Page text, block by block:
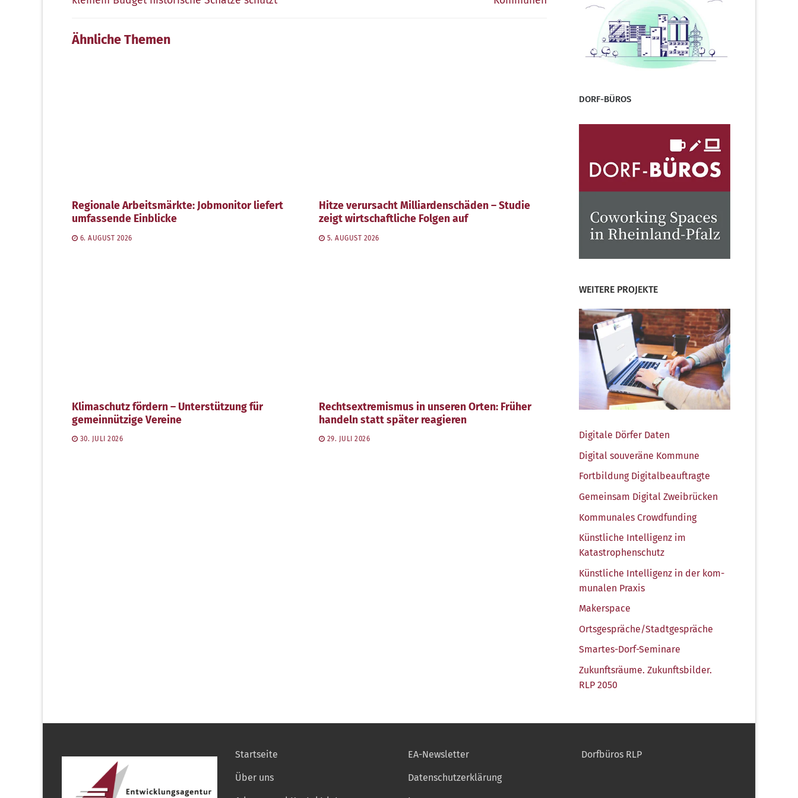
Ähnliche Themen
Regionale Arbeitsmärkte: Jobmonitor liefert
umfassende Einblicke
6. AUGUST 2026
Hitze verursacht Milliardenschäden – Studie
zeigt wirtschaftliche Folgen auf
5. AUGUST 2026
Klimaschutz fördern – Unterstützung für
gemeinnützige Vereine
30. JULI 2026
Rechtsextremismus in unseren Orten: Früher
handeln statt später reagieren
29. JULI 2026
DORF-BÜROS
WEITERE PROJEKTE
Digi­ta­le Dör­fer Daten
Digi­tal sou­ve­rä­ne Kommune
Fort­bil­dung Digitalbeauftragte
Gemein­sam Digi­tal Zweibrücken
Kom­mu­na­les Crowdfunding
Künst­li­che Intel­li­genz im
Katastrophenschutz
Künst­li­che Intel­li­genz in der kom­
mu­na­len Praxis
Maker­space
Ortsgespräche/​Stadtgespräche
Smar­tes-Dorf-Semi­na­re
Zukunfts­räu­me. Zukunfts­bil­der.
RLP 2050
Startseite
Über uns
EA-Newsletter
Datenschutzerklärung
Dorfbüros RLP